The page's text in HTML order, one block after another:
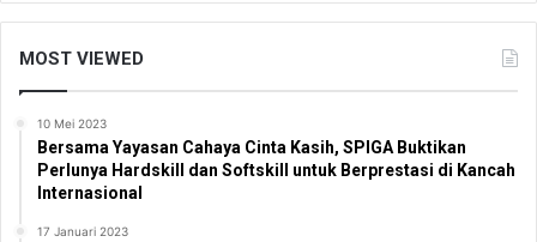
MOST VIEWED
10 Mei 2023
Bersama Yayasan Cahaya Cinta Kasih, SPIGA Buktikan
Perlunya Hardskill dan Softskill untuk Berprestasi di Kancah
Internasional
17 Januari 2023